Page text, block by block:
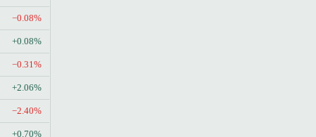
−0.08%
+0.08%
−0.31%
+2.06%
−2.40%
+0.70%